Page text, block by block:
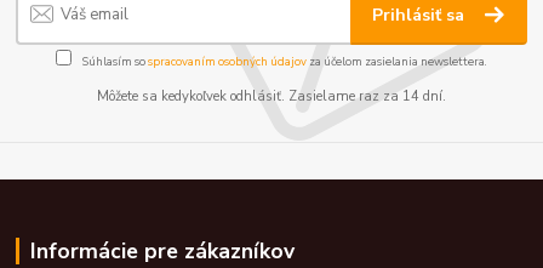
Prihlásiť sa
Súhlasím sospracovaním osobných údajov za účelom zasielania newslettera.
Môžete sa kedykoľvek odhlásiť. Zasielame raz za 14 dní.
Informácie pre zákazníkov